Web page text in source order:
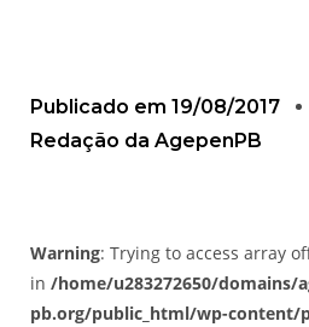
Publicado em 19/08/2017
Redação da AgepenPB
Warning: Trying to access array
in /home/u283272650/domains/
pb.org/public_html/wp-content/